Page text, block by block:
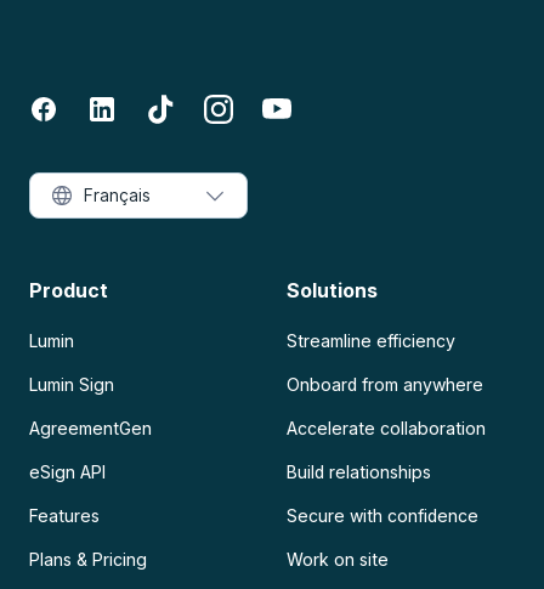
Product
Lumin
Lumin Sign
AgreementGen
eSign API
Features
Plans & Pricing
Solutions
Streamline efficiency
Onboard from anywhere
Accelerate collaboration
Build relationships
Secure with confidence
Work on site
Français